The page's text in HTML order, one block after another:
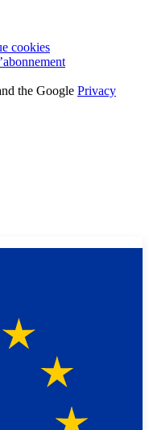
cookies
the Google Privacy